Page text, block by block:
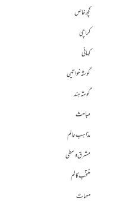
کچھ خاص
کراچی
کہانی
گوشہ خواتین
گوشہ ہند
مباحث
مذاہب عالم
مشرق وسطی
منتخب کالم
مہمات